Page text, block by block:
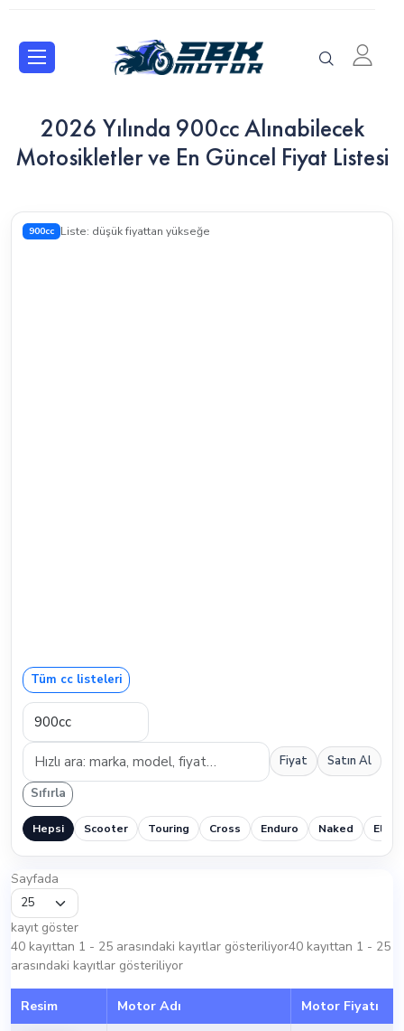
2026 Yılında 900cc Alınabilecek
Motosikletler ve En Güncel Fiyat Listesi
900cc Liste: düşük fiyattan yükseğe
Tüm cc listeleri
Fiyat Satın Al
Sıfırla
Hepsi Scooter Touring Cross Enduro Naked
Sayfada
kayıt göster
40 kayıttan 1 - 25 arasındaki kayıtlar gösteriliyor40 kayıttan 1 - 25
arasındaki kayıtlar gösteriliyor
Resim Motor Adı Motor Fiyatı